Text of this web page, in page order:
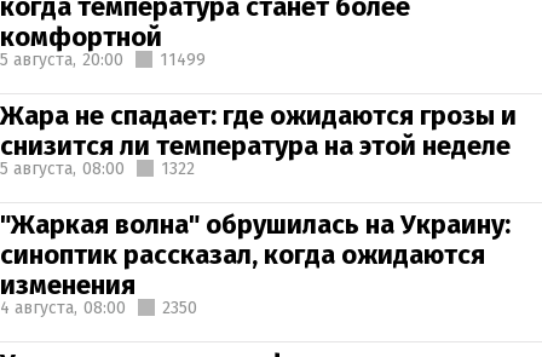
комфортной
5 августа, 20:00 11499
Жара не спадает: где ожидаются грозы и
снизится ли температура на этой неделе
5 августа, 08:00 1322
"Жаркая волна" обрушилась на Украину:
синоптик рассказал, когда ожидаются
изменения
4 августа, 08:00 2350